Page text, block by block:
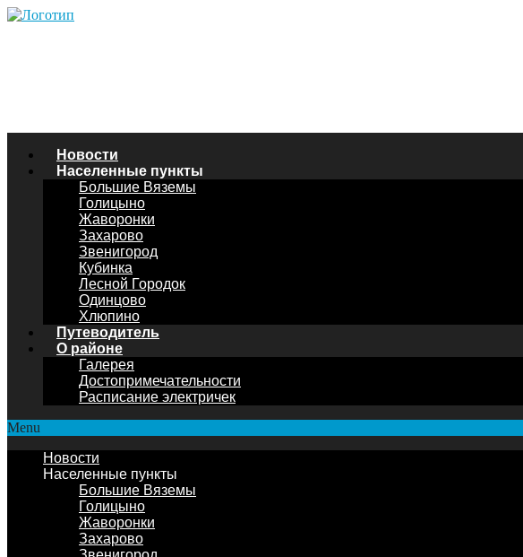
Новости
Населенные пункты
Большие Вяземы
Голицыно
Жаворонки
Захарово
Звенигород
Кубинка
Лесной Городок
Одинцово
Хлюпино
Путеводитель
О районе
Галерея
Достопримечательности
Расписание электричек
Menu
Новости
Населенные пункты
Большие Вяземы
Голицыно
Жаворонки
Захарово